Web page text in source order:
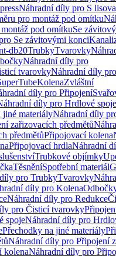
Náhradní díly pro S
pro montáž pod omítku
pod omítkuSe
Se závitovými konci
db20TrubkyTvarovky
Náhradní díly pro
tvarovkyNáhradní díly
KolenaZvláštní
díly pro Připojení
díly pro Hrdlové spoje
jiné materiályNáhradní díly
zařizovacích předmětů
předmětůPřipojovací kolena
Připojovací hrdlaNáhradní
Trubkové objímky
TěsněníSpotřební materiál
pro TrubkyTvarovky
díly pro Kolena
Náhradní díly pro Redukce
pro Čisticí tvarovky
spojeNáhradní díly pro
Přechodky na jiné materiály
Náhradní díly pro Připojení
kolenaNáhradní díly pro